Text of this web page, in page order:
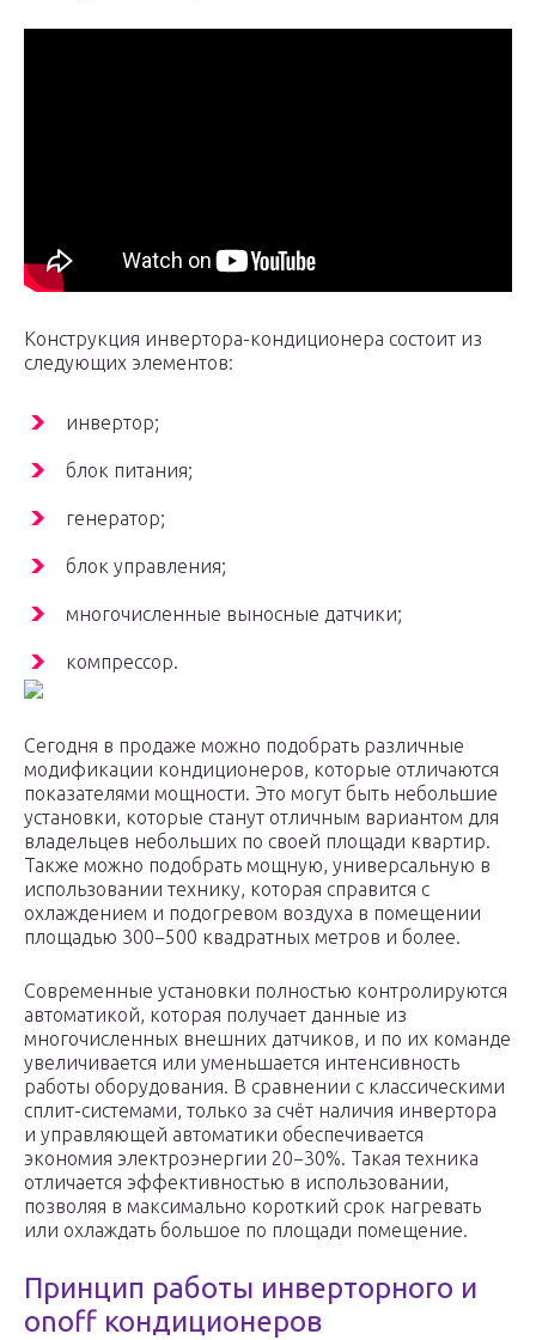
Конструкция инвертора-кондиционера состоит из
следующих элементов:
инвертор;
блок питания;
генератор;
блок управления;
многочисленные выносные датчики;
компрессор.
Сегодня в продаже можно подобрать различные
модификации кондиционеров, которые отличаются
показателями мощности. Это могут быть небольшие
установки, которые станут отличным вариантом для
владельцев небольших по своей площади квартир.
Также можно подобрать мощную, универсальную в
использовании технику, которая справится с
охлаждением и подогревом воздуха в помещении
площадью 300−500 квадратных метров и более.
Современные установки полностью контролируются
автоматикой, которая получает данные из
многочисленных внешних датчиков, и по их команде
увеличивается или уменьшается интенсивность
работы оборудования. В сравнении с классическими
сплит-системами, только за счёт наличия инвертора
и управляющей автоматики обеспечивается
экономия электроэнергии 20−30%. Такая техника
отличается эффективностью в использовании,
позволяя в максимально короткий срок нагревать
или охлаждать большое по площади помещение.
Принцип работы инверторного и
onoff кондиционеров